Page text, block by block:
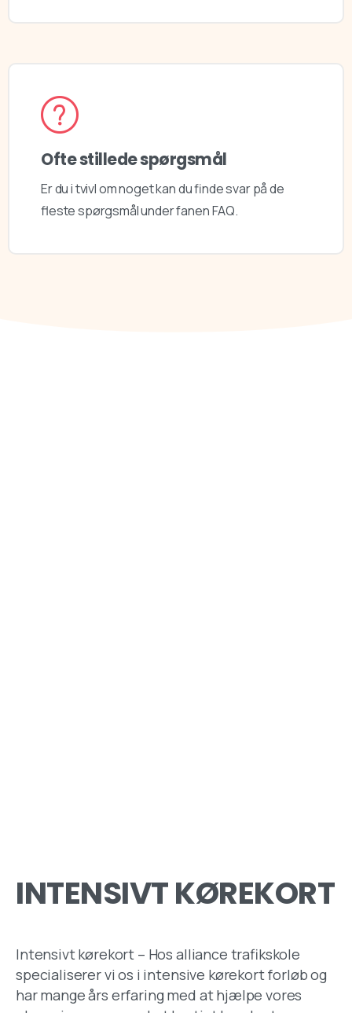
Ofte stillede spørgsmål
Er du i tvivl om noget kan du finde svar på de
fleste spørgsmål under fanen FAQ.
INTENSIVT KØREKORT
Intensivt kørekort – Hos alliance trafikskole
specialiserer vi os i intensive kørekort forløb og
har mange års erfaring med at hjælpe vores